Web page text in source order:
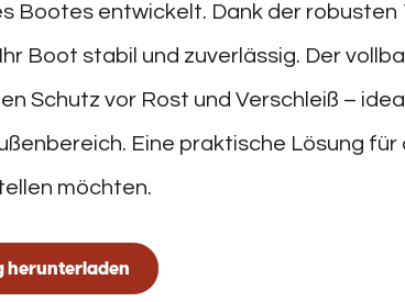
Bootes entwickelt. Dank der
Boot stabil und zuverlässig. Der
Schutz vor Rost und Verschleiß –
Eine praktische Lösung
möchten.
herunterladen